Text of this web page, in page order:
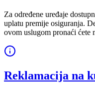
Za određene uređaje
uplatu premije osiguranja.
ovom uslugom pronaći ćete
Reklamacija na